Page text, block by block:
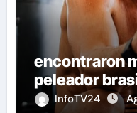
encontraron
peleador
InfoTV24